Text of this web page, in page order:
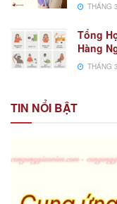
THÁNG
Tổng
Hàng
THÁNG
TIN NỔI BẬT